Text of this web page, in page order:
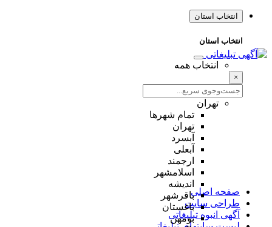
انتخاب استان
انتخاب استان
انتخاب همه
×
تهران
تمام شهر‌ها
تهران
آبسرد
آبعلی
ارجمند
اسلامشهر
اندیشه
باقرشهر
باغستان
بومهن
صفحه اصلی
طراحی سایت
آگهی انبوه تبلیغاتی